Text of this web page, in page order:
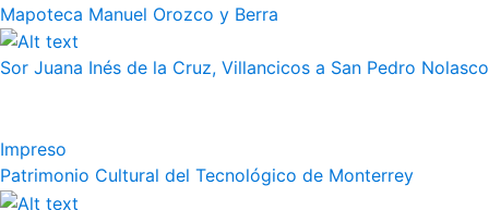
Mapoteca Manuel Orozco y Berra
Sor Juana Inés de la Cruz, Villancicos a San Pedro Nolasco
Impreso
Patrimonio Cultural del Tecnológico de Monterrey